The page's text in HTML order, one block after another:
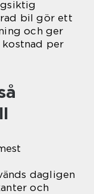
bil gör ett
och ger
per
dagligen
och